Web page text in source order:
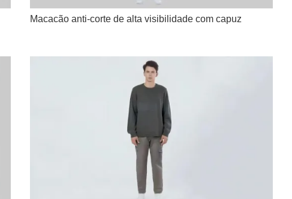
Macacão anti-corte de alta visibilidade com capuz